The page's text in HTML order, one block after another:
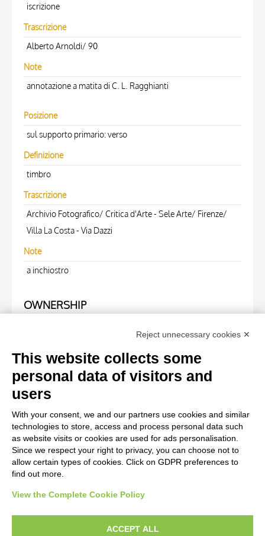
iscrizione
Trascrizione
Alberto Arnoldi/ 90
Note
annotazione a matita di C. L. Ragghianti
Posizione
sul supporto primario: verso
Definizione
timbro
Trascrizione
Archivio Fotografico/ Critica d'Arte - Sele Arte/ Firenze/
Villa La Costa - Via Dazzi
Note
a inchiostro
OWNERSHIP
Fondazione Centro Studi sull'Arte Licia e Carlo Ludovico
Work of art Entry
Arnoldi Alberto, Madonna con Bambino
diritto d’autore, legge 22 aprile 1941 n. 633. I diritti degli autori, degli artisti e
Reject unnecessary cookies ✕
This website collects some
personal data of visitors and
users
With your consent, we and our partners use cookies and similar
technologies to store, access and process personal data such
as website visits or cookies are used for ads personalisation.
Since we respect your right to privacy, you can choose not to
allow certain types of cookies. Click on GDPR preferences to
find out more.
View the Complete Cookie Policy
ACCEPT ALL